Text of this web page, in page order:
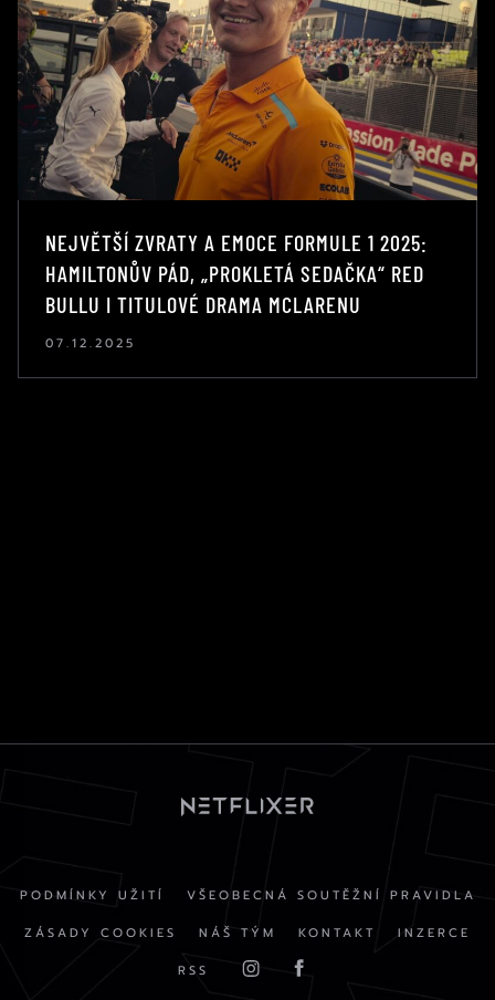
NEJVĚTŠÍ ZVRATY A EMOCE FORMULE 1 2025:
HAMILTONŮV PÁD, „PROKLETÁ SEDAČKA“ RED
BULLU I TITULOVÉ DRAMA MCLARENU
07.12.2025
PODMÍNKY UŽITÍ
VŠEOBECNÁ SOUTĚŽNÍ PRAVIDLA
ZÁSADY COOKIES
NÁŠ TÝM KONTAKT
INZERCE
RSS